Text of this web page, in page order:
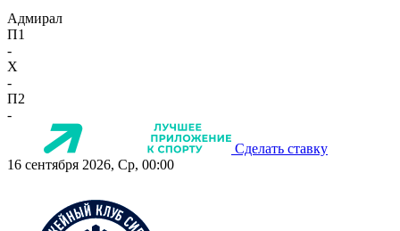
Адмирал
П1
-
X
-
П2
-
Сделать ставку
16 сентября 2026, Ср, 00:00